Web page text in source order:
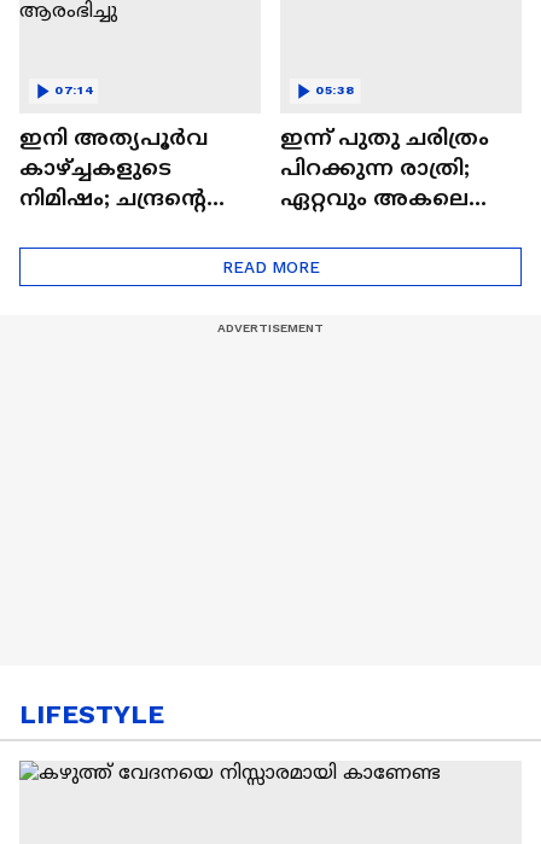
ഇനി അത്യപൂര്‍വ
കാഴ്ച്ചകളുടെ
നിമിഷം; ചന്ദ്രന്റെ
ഒറിയോണിന്റെ യാത്ര
ആരംഭിച്ചു
07:14
ഇന്ന് പുതു ചരിത്രം
പിറക്കുന്ന രാത്രി;
ഏറ്റവും അകലെ
05:38
READ MORE
LIFESTYLE